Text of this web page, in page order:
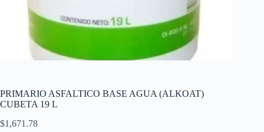
PRIMARIO ASFALTICO BASE AGUA (ALKOAT)
CUBETA 19 L
$1,671.78